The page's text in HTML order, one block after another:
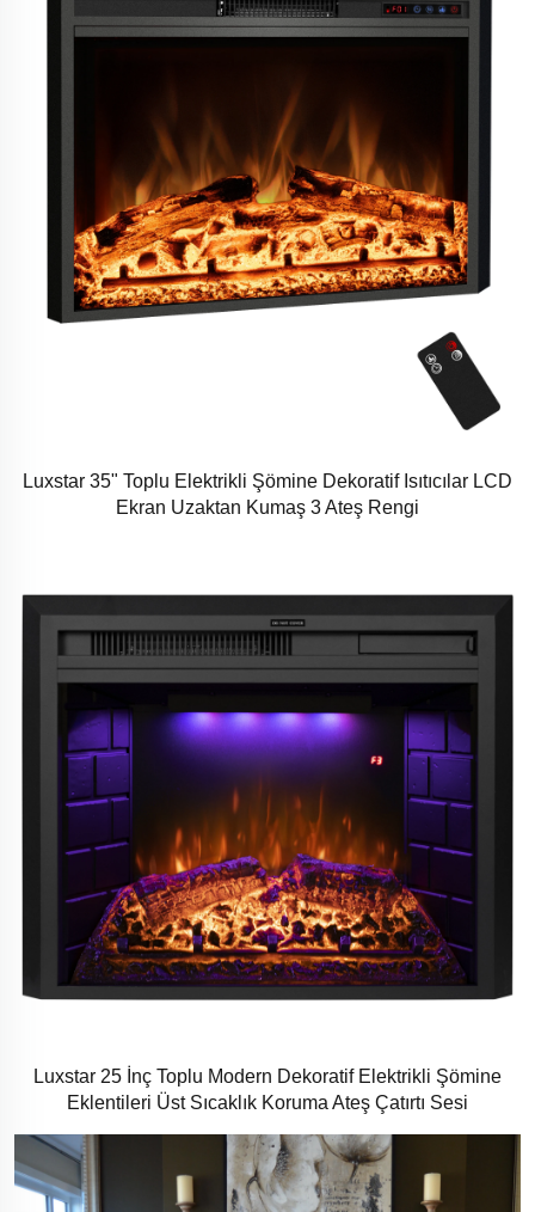
Luxstar 35" Toplu Elektrikli Şömine Dekoratif Isıtıcılar LCD
Ekran Uzaktan Kumaş 3 Ateş Rengi
Luxstar 25 İnç Toplu Modern Dekoratif Elektrikli Şömine
Eklentileri Üst Sıcaklık Koruma Ateş Çatırtı Sesi